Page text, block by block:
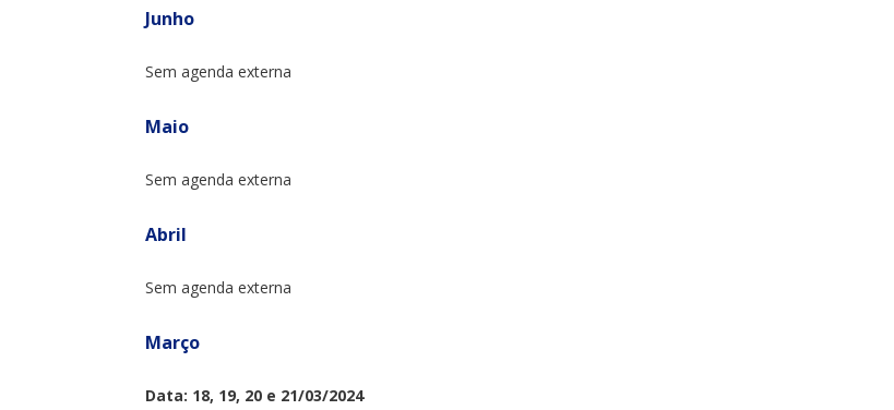
Junho
Sem agenda externa
Maio
Sem agenda externa
Abril
Sem agenda externa
Março
Data: 18, 19, 20 e 21/03/2024